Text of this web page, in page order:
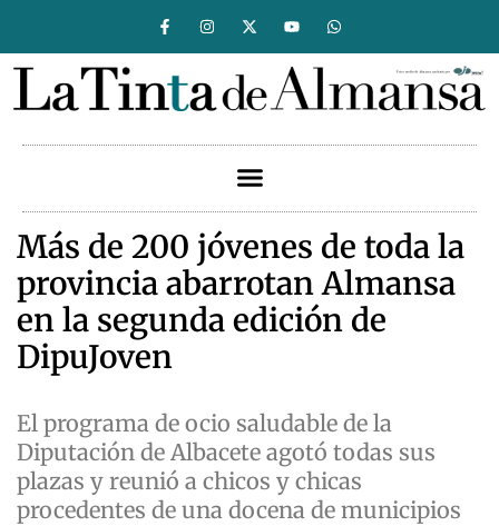
Más de 200 jóvenes de toda la
provincia abarrotan Almansa
en la segunda edición de
DipuJoven
El programa de ocio saludable de la
Diputación de Albacete agotó todas sus
plazas y reunió a chicos y chicas
procedentes de una docena de municipios